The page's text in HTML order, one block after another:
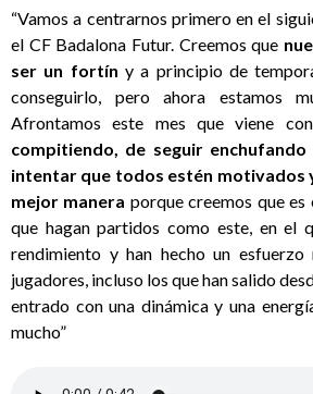
“Vamos a centrarnos primero en el
el CF Badalona Futur. Creemos que
ser un fortín y a principio de
conseguirlo, pero ahora estamos
Afrontamos este mes que viene
compitiendo, de seguir
intentar que todos estén motivados
mejor manera porque creemos que
que hagan partidos como este, en el
rendimiento y han hecho un
jugadores, incluso los que han salido
entrado con una dinámica y una
mucho”